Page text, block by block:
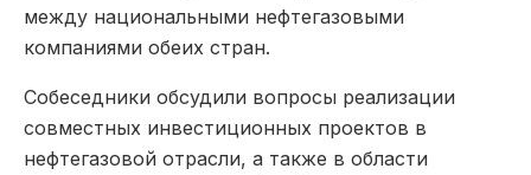
между национальными нефтегазовыми
компаниями обеих стран.
Собеседники обсудили вопросы реализации
совместных инвестиционных проектов в
нефтегазовой отрасли, а также в области